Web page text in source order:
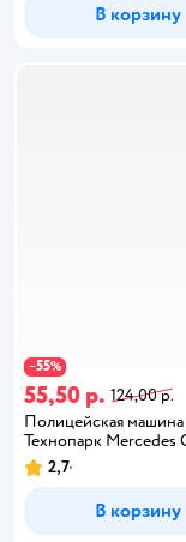
В корзину
−55%
55,50 р. 124,00 р.
Полицейская машина
Технопарк Mercedes
2,7
В корзину